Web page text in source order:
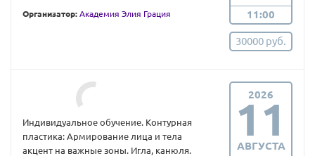
Организатор: Академия Элия Грация 11:00
30000 руб.
Индивидуальное обучение. Контурная
пластика: Армирование лица и тела
акцент на важные зоны. Игла, канюля.
2026
11
АВГУСТА